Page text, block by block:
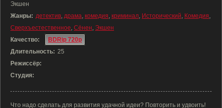
Экшен
Жанры: детектив, драма, комедия, криминал, Исторический, Комедия,
Сверхъестественное, Сёнен, Экшен
Качество:
BDRip 720p
Длительность: 25
Режиссёр:
Студия:
Что надо сделать для развития удачной идеи? Повторить и удвоить!